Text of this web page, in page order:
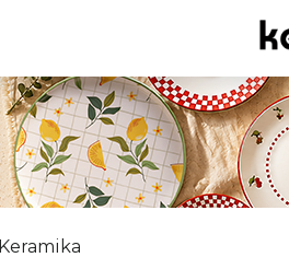
Keramika